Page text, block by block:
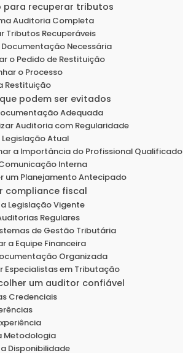
para recuperar tributos
Auditoria Completa
Tributos Recuperáveis
Documentação Necessária
o Pedido de Restituição
o Processo
Restituição
podem ser evitados
Adequada
Auditoria com Regularidade
Legislação Atual
a Importância do Profissional Qualificado
Interna
um Planejamento Antecipado
compliance fiscal
Legislação Vigente
Regulares
de Gestão Tributária
a Equipe Financeira
Organizada
Especialistas em Tributação
um auditor confiável
Credenciais
Metodologia
Disponibilidade